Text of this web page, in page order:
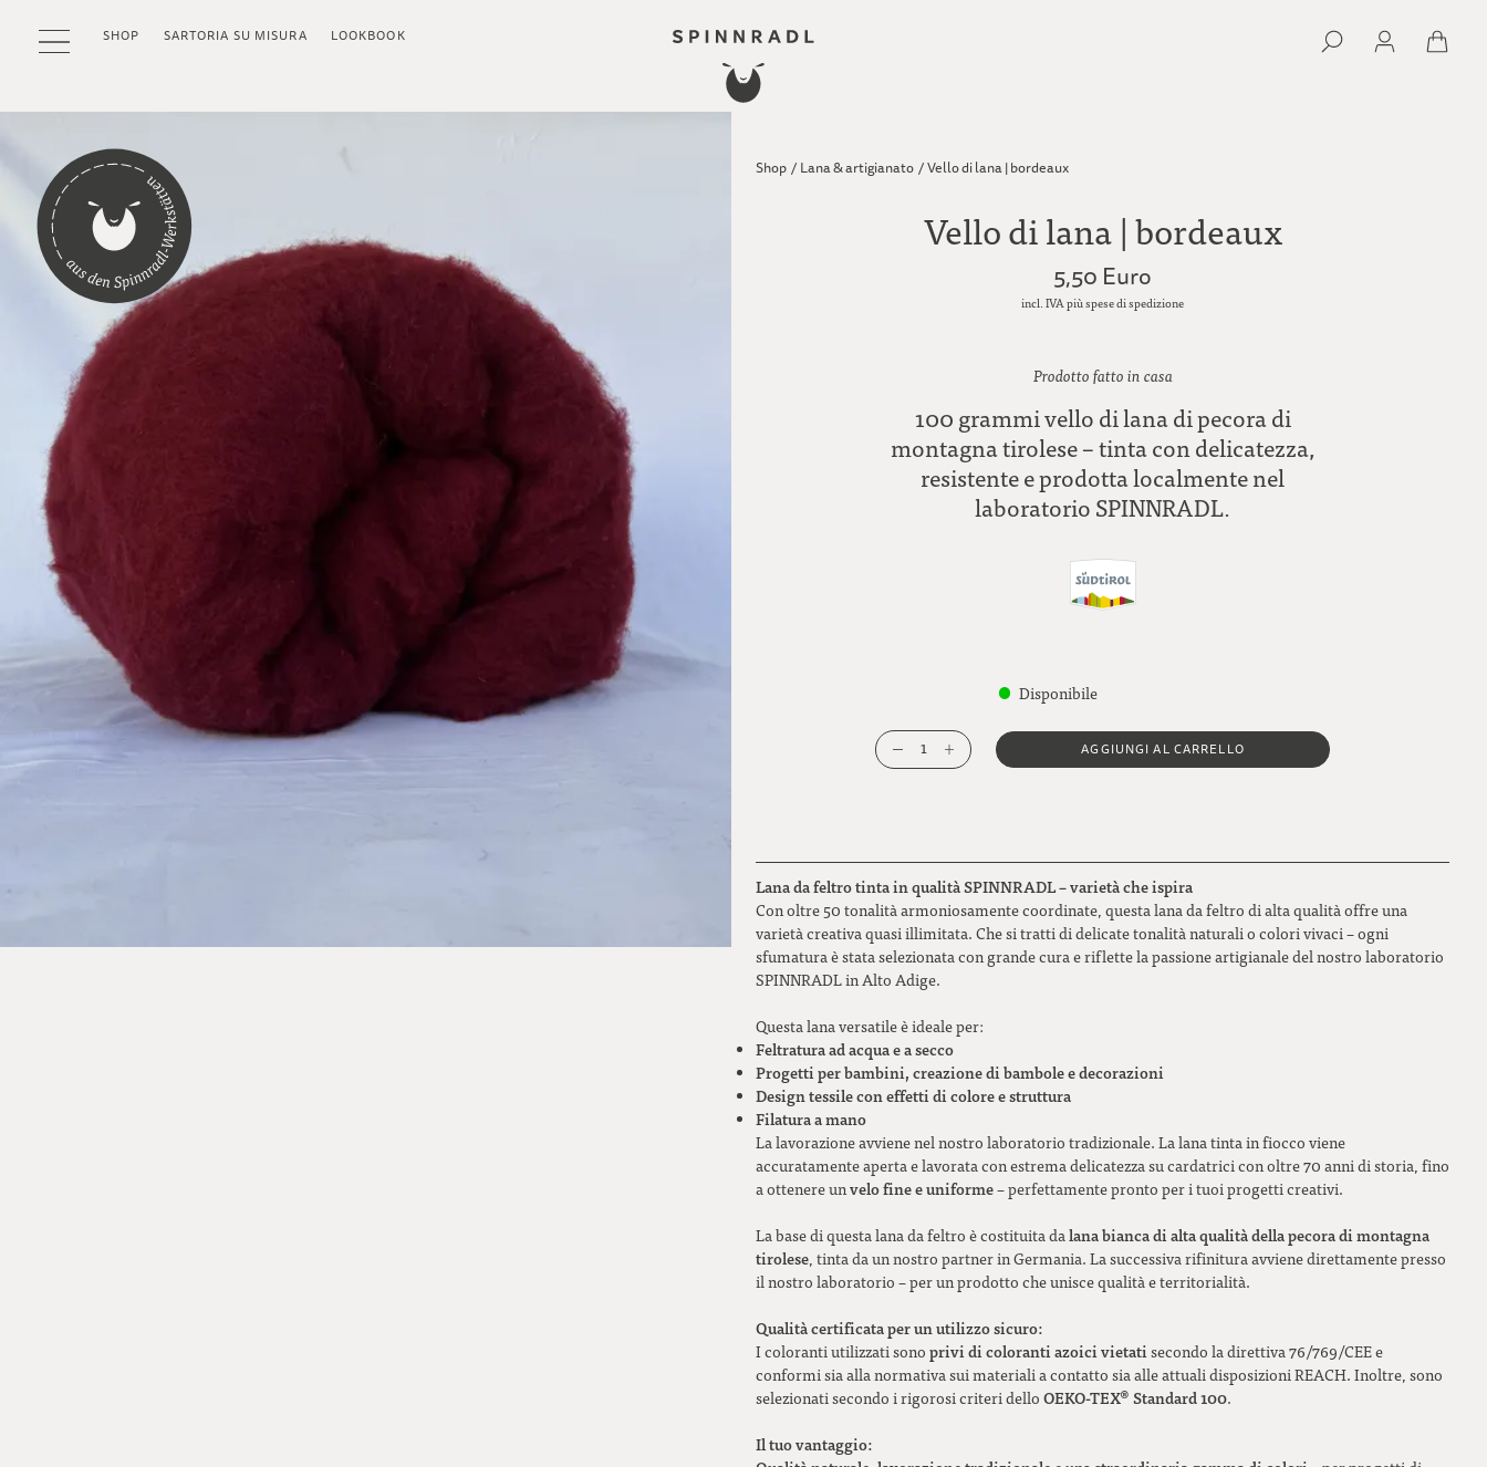
SHOP SARTORIA SU MISURA LOOKBOOK
Shop / Lana & artigianato /Vello di lana | bordeaux
Vello di lana | bordeaux
5,50 Euro
incl. IVA più spese di spedizione
Prodotto fatto in casa
100 grammi vello di lana di pecora di
montagna tirolese – tinta con delicatezza,
resistente e prodotta localmente nel
laboratorio SPINNRADL.
Disponibile
1 AGGIUNGI AL CARRELLO
Lana da feltro tinta in qualità SPINNRADL – varietà che ispira
Con oltre 50 tonalità armoniosamente coordinate, questa lana da feltro di alta qualità offre una
varietà creativa quasi illimitata. Che si tratti di delicate tonalità naturali o colori vivaci – ogni
sfumatura è stata selezionata con grande cura e riflette la passione artigianale del nostro laboratorio
SPINNRADL in Alto Adige.
Questa lana versatile è ideale per:
Feltratura ad acqua e a secco
Progetti per bambini, creazione di bambole e decorazioni
Design tessile con effetti di colore e struttura
Filatura a mano
La lavorazione avviene nel nostro laboratorio tradizionale. La lana tinta in fiocco viene
accuratamente aperta e lavorata con estrema delicatezza su cardatrici con oltre 70 anni di storia, fino
a ottenere unvelo fine e uniforme– perfettamente pronto per i tuoi progetti creativi.
La base di questa lana da feltro è costituita dalana bianca di alta qualità della pecora di montagna
tirolese, tinta da un nostro partner in Germania. La successiva rifinitura avviene direttamente presso
il nostro laboratorio – per un prodotto che unisce qualità e territorialità.
Qualità certificata per un utilizzo sicuro:
I coloranti utilizzati sonoprivi di coloranti azoici vietatisecondo la direttiva 76/769/CEE e
conformi sia alla normativa sui materiali a contatto sia alle attuali disposizioni REACH. Inoltre, sono
selezionati secondo i rigorosi criteri delloOEKO-TEX® Standard 100.
Il tuo vantaggio: